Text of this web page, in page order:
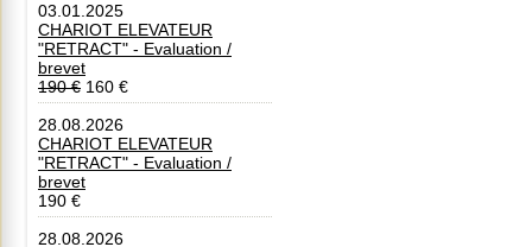
03.01.2025
CHARIOT ELEVATEUR
"RETRACT" - Evaluation /
brevet
190 € 160 €
28.08.2026
CHARIOT ELEVATEUR
"RETRACT" - Evaluation /
brevet
190 €
28.08.2026